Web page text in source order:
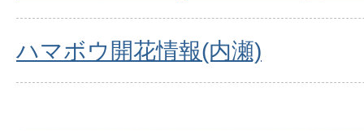
ハマボウ開花情報(内瀬)